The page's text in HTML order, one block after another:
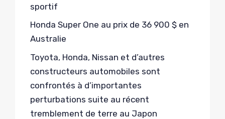
sportif
Honda Super One au prix de 36 900 $ en
Australie
Toyota, Honda, Nissan et d’autres
constructeurs automobiles sont
confrontés à d’importantes
perturbations suite au récent
tremblement de terre au Japon